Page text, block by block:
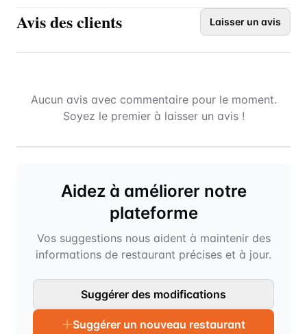
Avis des clients Laisser un avis
Aucun avis avec commentaire pour le moment.
Soyez le premier à laisser un avis !
Aidez à améliorer notre
plateforme
Vos suggestions nous aident à maintenir des
informations de restaurant précises et à jour.
Suggérer des modifications
Suggérer un nouveau restaurant